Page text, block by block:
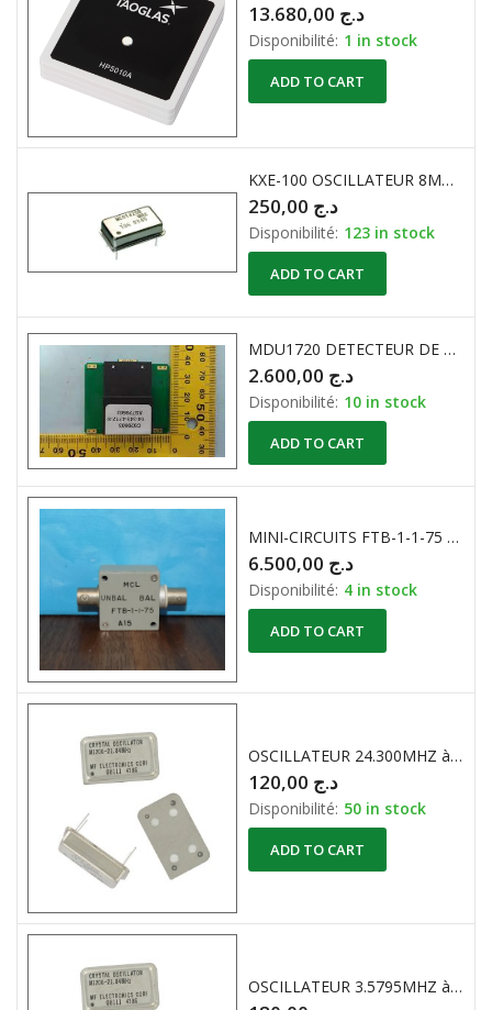
د.ج
Disponibilité: 1 in stock
ADD TO CART
KXE-100 OSCILLATEUR 8MHZ à QUARTZ
د.ج
Disponibilité: 123 in stock
ADD TO CART
MDU1720 DETECTEUR DE MOUVEMENT DOPPLER en BANDE X2 10.525GHZ
د.ج
Disponibilité: 10 in stock
ADD TO CART
MINI-CIRCUITS FTB-1-1-75 75 Ohm 0,5-500 MHz transformateur coaxial RF
د.ج
Disponibilité: 4 in stock
ADD TO CART
OSCILLATEUR 24.300MHZ à QUARTZ
د.ج
Disponibilité: 50 in stock
ADD TO CART
OSCILLATEUR 3.5795MHZ à QUARTZ